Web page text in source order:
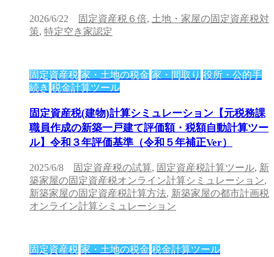
2026/6/22 固定資産税６倍, 土地・家屋の固定資産税対
策, 特定空き家認定
固定資産税 家・土地の税金 家・間取り 役所・公的手
続き 税金計算ツール
固定資産税(建物)計算シミュレーション【元税務課
職員作成の新築一戸建て評価額・税額自動計算ツー
ル】令和３年評価基準（令和５年補正Ver）
2025/6/8 固定資産税の試算, 固定資産税計算ツール, 新
築家屋の固定資産税オンライン計算シミュレーション,
新築家屋の固定資産税計算方法, 新築家屋の都市計画税
オンライン計算シミュレーション
固定資産税 家・土地の税金 税金計算ツール